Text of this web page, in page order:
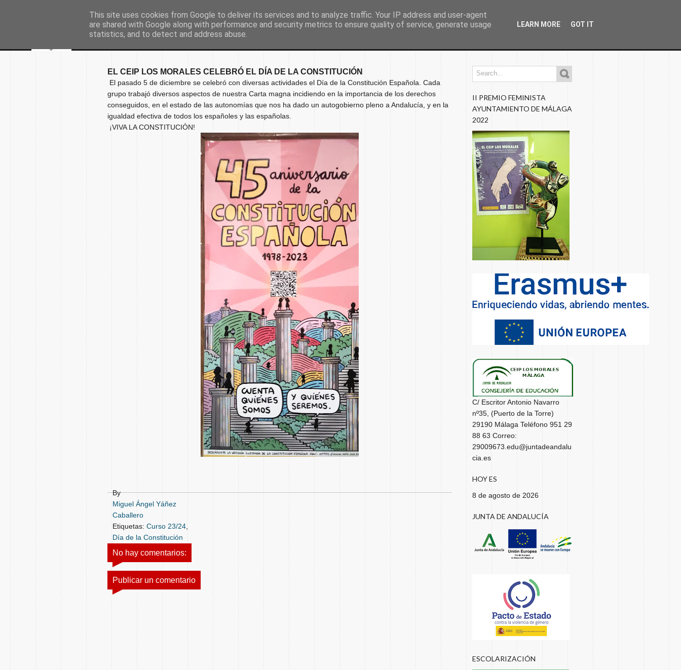
Inicio Nuestro colegio Secretaría Documentos Programaciones Nuestros Blogs
EL CEIP LOS MORALES CELEBRÓ EL DÍA DE LA CONSTITUCIÓN
El pasado 5 de diciembre se celebró con diversas actividades el Día de la Constitución Española. Cada
grupo trabajó diversos aspectos de nuestra Carta magna incidiendo en la importancia de los derechos
conseguidos, en el estado de las autonomías que nos ha dado un autogobierno pleno a Andalucía, y en la
igualdad efectiva de todos los españoles y las españolas.
¡VIVA LA CONSTITUCIÓN!
By
Miguel Ángel Yáñez
Caballero
Etiquetas: Curso 23/24,
Día de la Constitución
No hay comentarios:
Publicar un comentario
II PREMIO FEMINISTA
AYUNTAMIENTO DE MÁLAGA
2022
C/ Escritor Antonio Navarro
nº35, (Puerto de la Torre)
29190 Málaga Teléfono 951 29
88 63 Correo:
29009673.edu@juntadeandalu
cia.es
HOY ES
8 de agosto de 2026
JUNTA DE ANDALUCÍA
ESCOLARIZACIÓN
This site uses cookies from Google to deliver its services and to analyze traffic. Your IP address and user-agent
are shared with Google along with performance and security metrics to ensure quality of service, generate usage
statistics, and to detect and address abuse.
LEARN MORE GOT IT